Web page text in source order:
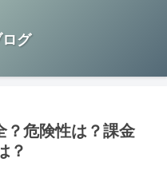
グ
危険性は？課金
？